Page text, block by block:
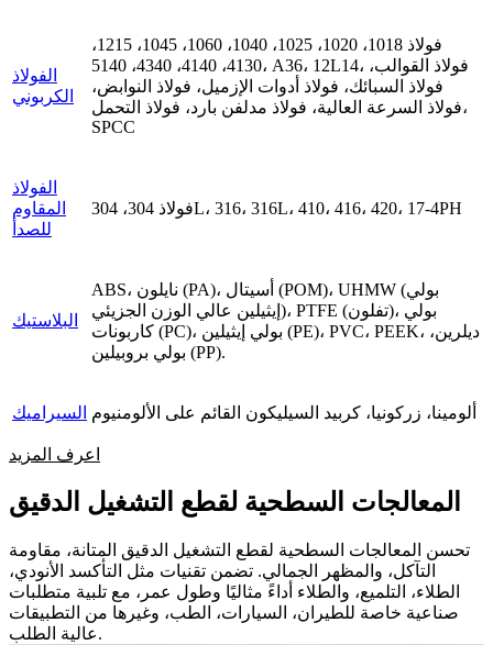
الفولاذ
الكربوني
فولاذ 1018، 1020، 1025، 1040، 1060، 1045، 1215،
4130، 4140، 4340، 5140، A36، 12L14، فولاذ القوالب،
فولاذ السبائك، فولاذ أدوات الإزميل، فولاذ النوابض،
فولاذ السرعة العالية، فولاذ مدلفن بارد، فولاذ التحمل،
SPCC
الفولاذ
المقاوم
للصدأ
فولاذ 304، 304L، 316، 316L، 410، 416، 420، 17-4PH
البلاستيك
ABS، نايلون (PA)، أسيتال (POM)، UHMW (بولي
إيثيلين عالي الوزن الجزيئي)، PTFE (تفلون)، بولي
كاربونات (PC)، بولي إيثيلين (PE)، PVC، PEEK، ديلرين،
بولي بروبيلين (PP).
السيراميك ألومينا، زركونيا، كربيد السيليكون القائم على الألومنيوم
اعرف المزيد
المعالجات السطحية لقطع التشغيل الدقيق
تحسن المعالجات السطحية لقطع التشغيل الدقيق المتانة، مقاومة
التآكل، والمظهر الجمالي. تضمن تقنيات مثل التأكسد الأنودي،
الطلاء، التلميع، والطلاء أداءً مثاليًا وطول عمر، مع تلبية متطلبات
صناعية خاصة للطيران، السيارات، الطب، وغيرها من التطبيقات
عالية الطلب.